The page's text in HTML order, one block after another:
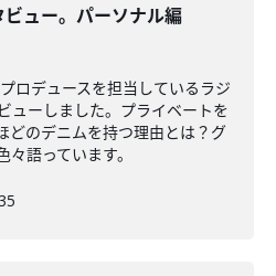
ビュー。パーソナル編
ロデュースを担当しているラジ
ューしました。プライベートを
どのデニムを持つ理由とは？グ
語っています。